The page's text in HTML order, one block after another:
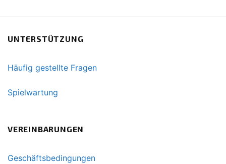
UNTERSTÜTZUNG
Häufig gestellte Fragen
Spielwartung
VEREINBARUNGEN
Geschäftsbedingungen